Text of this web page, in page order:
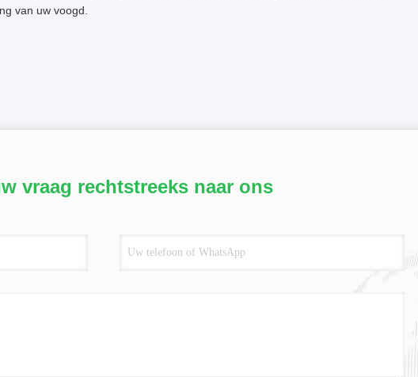
van uw voogd.
vraag rechtstreeks naar ons